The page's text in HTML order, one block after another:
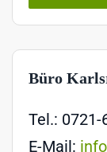
Büro
Tel.: 0721-
E-Mail: